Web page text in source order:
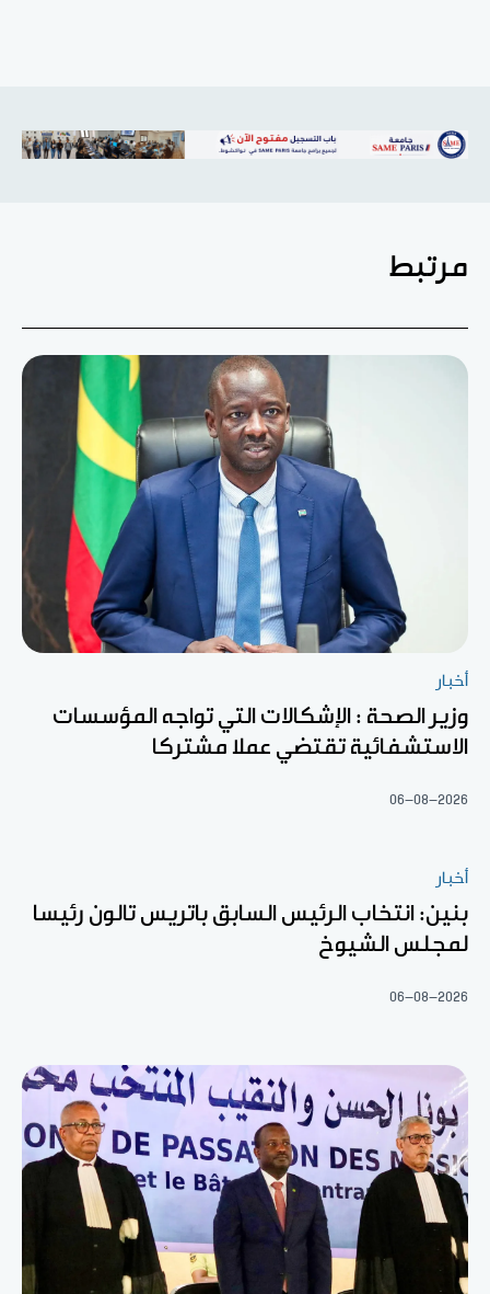
مرتبط
أخبار
وزير الصحة : الإشكالات التي تواجه المؤسسات
الاستشفائية تقتضي عملا مشتركا
06-08-2026
أخبار
بنين: انتخاب الرئيس السابق باتريس تالون رئيسا
لمجلس الشيوخ
06-08-2026